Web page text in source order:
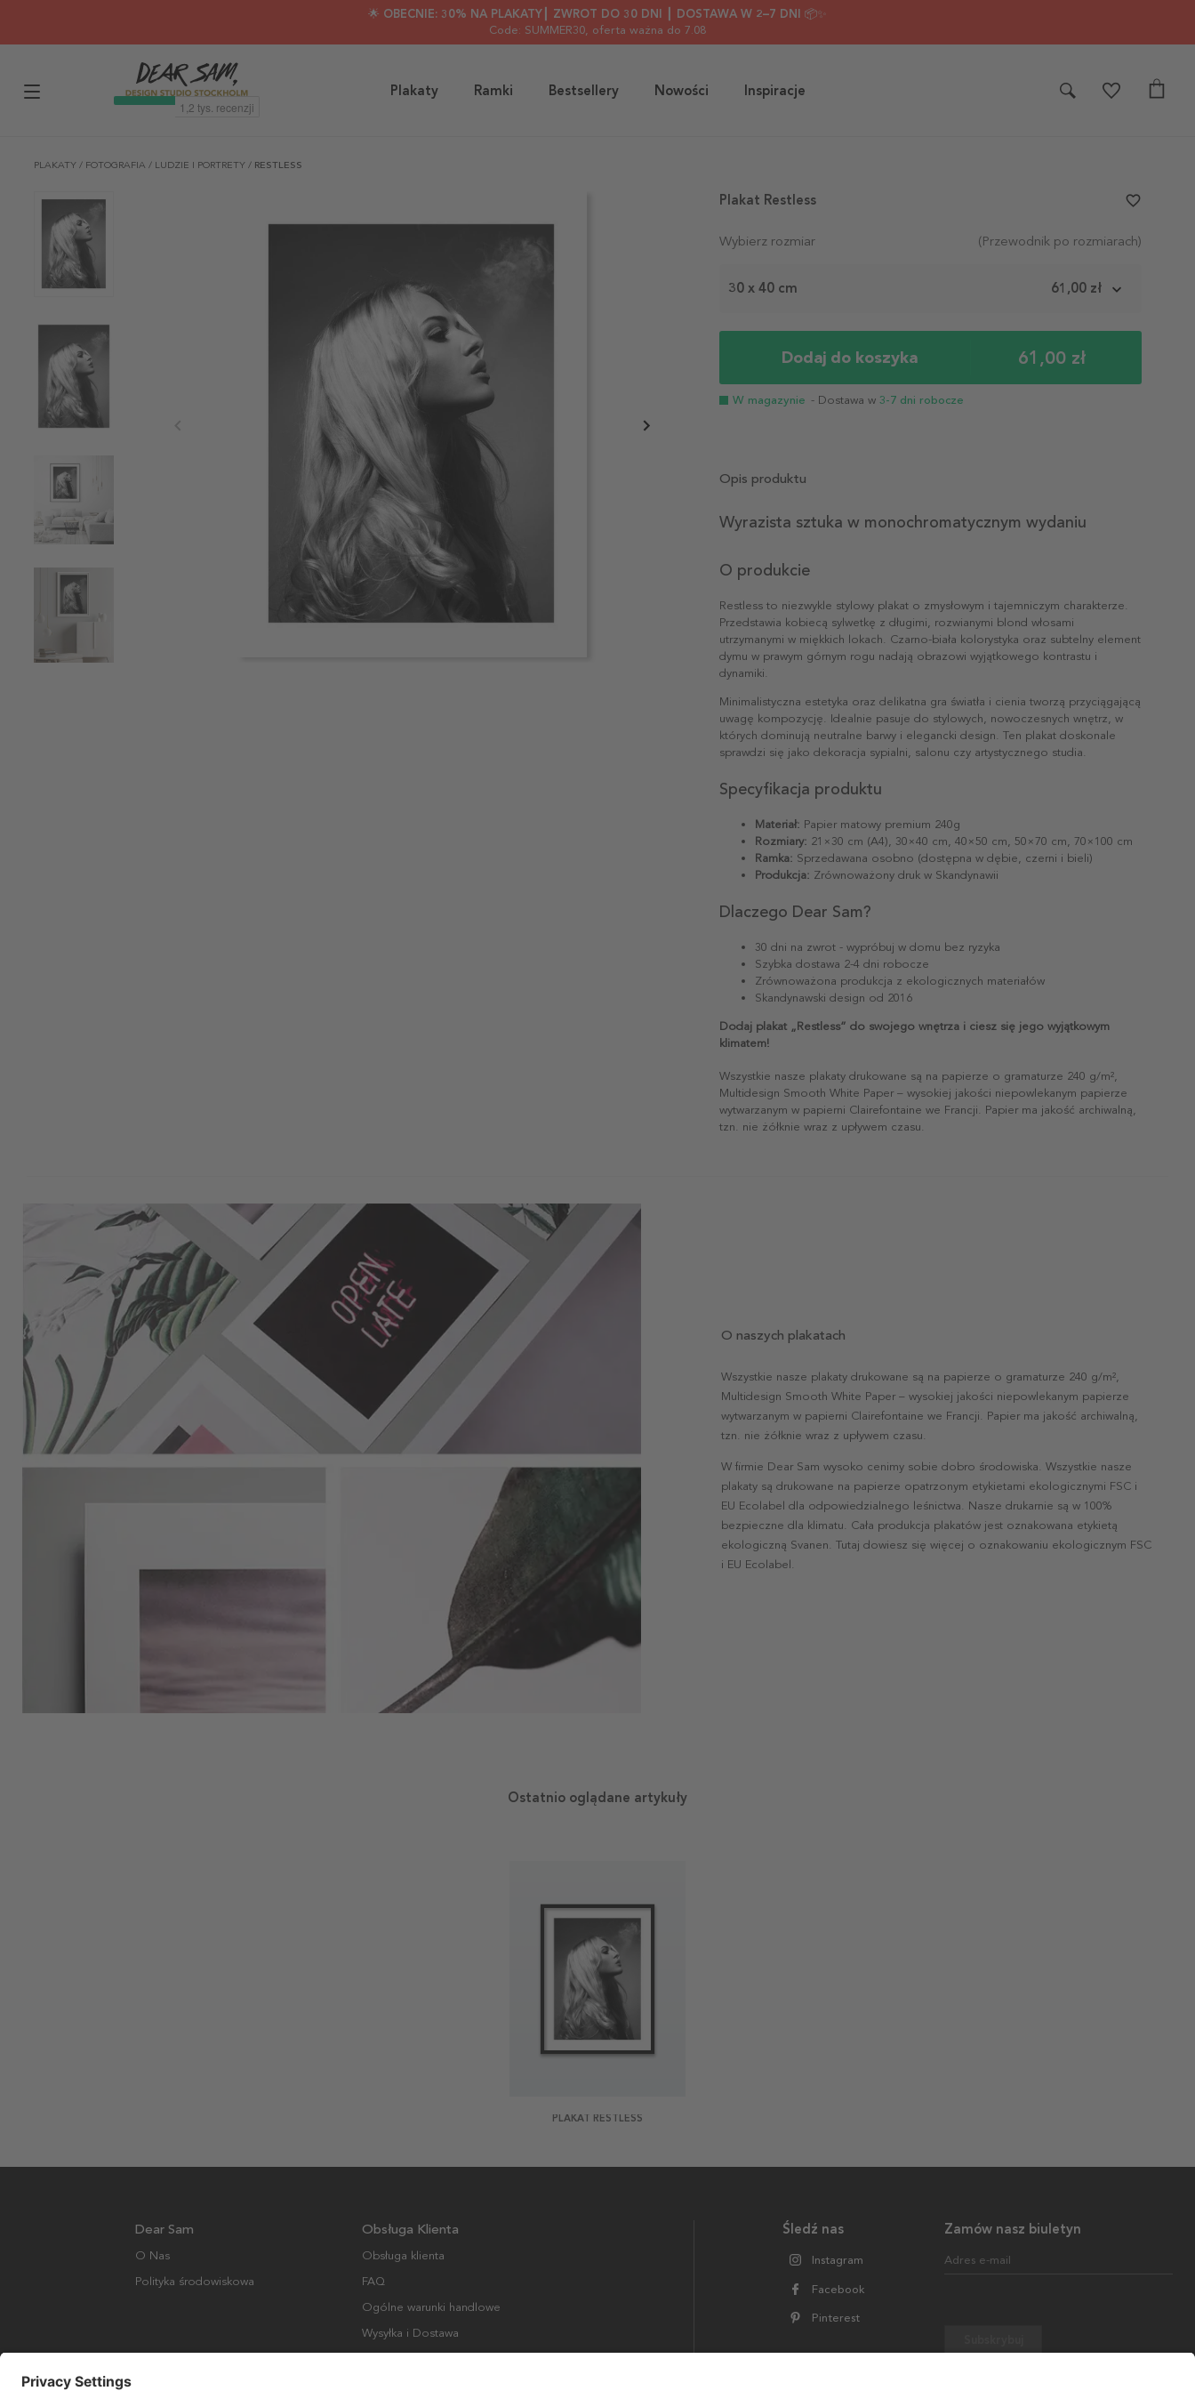
🌟 OBECNIE: 30% NA PLAKATY┃ ZWROT DO 30 DNI ┃ DOSTAWA W 2–7 DNI 📦✨
Code: SUMMER30, oferta ważna do 7.08
Plakaty Ramki Bestsellery Nowości Inspiracje
PLAKATY / FOTOGRAFIA / LUDZIE I PORTRETY / RESTLESS
Wybierz rozmiar (Przewodnik po rozmiarach)
30 x 40 cm 61,00 zł
Dodaj do koszyka 61,00 zł
W magazynie - Dostawa w 3-7 dni robocze
Plakat Restless favorite_border
Opis produktu
Wyrazista sztuka w monochromatycznym wydaniu
O produkcie
Restless to niezwykle stylowy plakat o zmysłowym i tajemniczym charakterze.
Przedstawia kobiecą sylwetkę z długimi, rozwianymi blond włosami
utrzymanymi w miękkich lokach. Czarno-biała kolorystyka oraz subtelny element
dymu w prawym górnym rogu nadają obrazowi wyjątkowego kontrastu i
dynamiki.
Minimalistyczna estetyka oraz delikatna gra światła i cienia tworzą przyciągającą
uwagę kompozycję. Idealnie pasuje do stylowych, nowoczesnych wnętrz, w
których dominują neutralne barwy i elegancki design. Ten plakat doskonale
sprawdzi się jako dekoracja sypialni, salonu czy artystycznego studia.
Specyfikacja produktu
Materiał: Papier matowy premium 240g
Rozmiary: 21×30 cm (A4), 30×40 cm, 40×50 cm, 50×70 cm, 70×100 cm
Ramka: Sprzedawana osobno (dostępna w dębie, czerni i bieli)
Produkcja: Zrównoważony druk w Skandynawii
Dlaczego Dear Sam?
30 dni na zwrot - wypróbuj w domu bez ryzyka
Szybka dostawa 2-4 dni robocze
Zrównoważona produkcja z ekologicznych materiałów
Skandynawski design od 2016
Dodaj plakat „Restless” do swojego wnętrza i ciesz się jego wyjątkowym
klimatem!
Wszystkie nasze plakaty drukowane są na papierze o gramaturze 240 g/m²,
Multidesign Smooth White Paper – wysokiej jakości niepowlekanym papierze
wytwarzanym w papierni Clairefontaine we Francji. Papier ma jakość archiwalną,
tzn. nie żółknie wraz z upływem czasu.
O naszych plakatach
Wszystkie nasze plakaty drukowane są na papierze o gramaturze 240 g/m²,
Multidesign Smooth White Paper – wysokiej jakości niepowlekanym papierze
wytwarzanym w papierni Clairefontaine we Francji. Papier ma jakość archiwalną,
tzn. nie żółknie wraz z upływem czasu.
W firmie Dear Sam wysoko cenimy sobie dobro środowiska. Wszystkie nasze
plakaty są drukowane na papierze opatrzonym etykietami ekologicznymi FSC i
EU Ecolabel dla odpowiedzialnego leśnictwa. Nasze drukarnie są w 100%
bezpieczne dla klimatu. Cała produkcja plakatów jest oznakowana etykietą
ekologiczną Svanen. Tutaj dowiesz się więcej o oznakowaniu ekologicznym FSC
i EU Ecolabel.
Ostatnio oglądane artykuły
PLAKAT RESTLESS
Zamów nasz biuletyn
Adres e-mail
Śledź nas
Instagram
Facebook
Pinterest
Dear Sam
O Nas
Polityka środowiskowa
Obsługa Klienta
Obsługa klienta
FAQ
Ogólne warunki handlowe
Wysyłka i Dostawa